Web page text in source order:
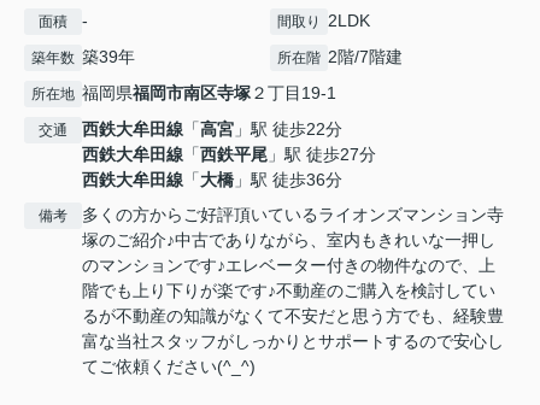
面積 - 間取り 2LDK
築年数 築39年 所在階 2階/7階建
所在地 福岡県福岡市南区寺塚２丁目19-1
交通 西鉄大牟田線 「高宮 」駅 徒歩22分
西鉄大牟田線 「西鉄平尾 」駅 徒歩27分
西鉄大牟田線 「大橋 」駅 徒歩36分
備考
多くの方からご好評頂いているライオンズマンション寺
塚のご紹介♪中古でありながら、室内もきれいな一押し
のマンションです♪エレベーター付きの物件なので、上
階でも上り下りが楽です♪不動産のご購入を検討してい
るが不動産の知識がなくて不安だと思う方でも、経験豊
富な当社スタッフがしっかりとサポートするので安心し
てご依頼ください(^_^)